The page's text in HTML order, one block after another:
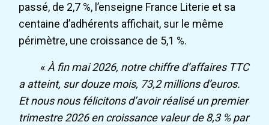
passé, de 2,7 %, l’enseigne France Literie et sa
centaine d’adhérents affichait, sur le même
périmètre, une croissance de 5,1 %.
«À fin mai 2026, notre chiffre d’affaires TTC
a atteint, sur douze mois, 73,2 millions d’euros.
Et nous nous félicitons d’avoir réalisé un premier
trimestre 2026 en croissance valeur de 8,3 % par